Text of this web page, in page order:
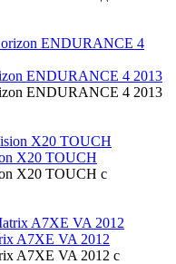
ENDURANCE 4 2013
ENDURANCE 4 2013
X20 TOUCH
X20 TOUCH с
A7XE VA 2012
A7XE VA 2012 с